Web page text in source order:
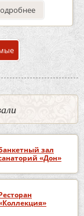
зал
«Дон»